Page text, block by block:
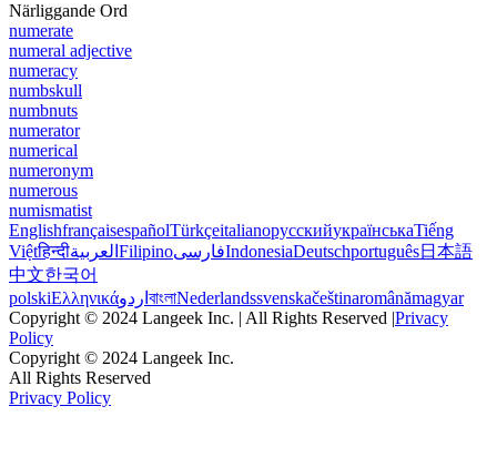
Närliggande Ord
numerate
numeral adjective
numeracy
numbskull
numbnuts
numerator
numerical
numeronym
numerous
numismatist
EnglishfrançaisespañolTürkçeitalianoрусскийукраїнськаTiếng
Việtहिन्दीالعربية FilipinoفارسیIndonesiaDeutschportuguês日本語
中文한국어
polskiΕλληνικάاردو বাংলাNederlandssvenskačeštinaromânămagyar
Copyright © 2024 Langeek Inc. | All Rights Reserved |Privacy
Policy
Copyright © 2024 Langeek Inc.
All Rights Reserved
Privacy Policy